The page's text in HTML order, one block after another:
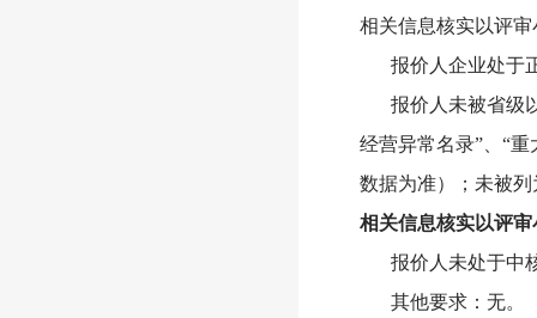
相关信息核实以评
报价人企业处于
报价人未被省级
经营异常名录”、“
数据为准）；未被
相关信息核实以评
报价人未处于中
其他要求：无。